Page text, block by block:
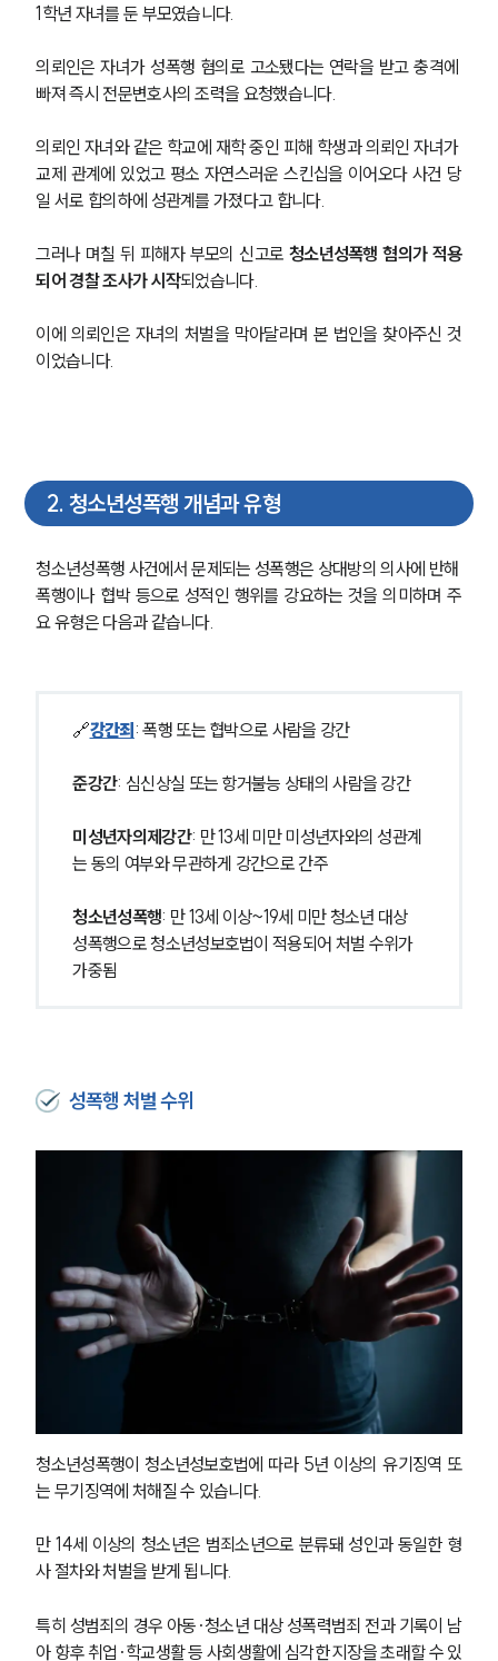
1학년 자녀를 둔 부모였습니다.
의뢰인은 자녀가 성폭행 혐의로 고소됐다는 연락을 받고 충격에
빠져 즉시 전문변호사의 조력을 요청했습니다.
의뢰인 자녀와 같은 학교에 재학 중인 피해 학생과 의뢰인 자녀가
교제 관계에 있었고 평소 자연스러운 스킨십을 이어오다 사건 당
일 서로 합의하에 성관계를 가졌다고 합니다.
그러나 며칠 뒤 피해자 부모의 신고로 청소년성폭행 혐의가 적용
되어 경찰 조사가 시작되었습니다.
이에 의뢰인은 자녀의 처벌을 막아달라며 본 법인을 찾아주신 것
이었습니다.
2. 청소년성폭행 개념과 유형
청소년성폭행 사건에서 문제되는 성폭행은 상대방의 의사에 반해
폭행이나 협박 등으로 성적인 행위를 강요하는 것을 의미하며 주
요 유형은 다음과 같습니다.
🔗강간죄 : 폭행 또는 협박으로 사람을 강간
준강간: 심신상실 또는 항거불능 상태의 사람을 강간
미성년자의제강간: 만 13세 미만 미성년자와의 성관계
는 동의 여부와 무관하게 강간으로 간주
청소년성폭행: 만 13세 이상~19세 미만 청소년 대상
성폭행으로 청소년성보호법이 적용되어 처벌 수위가
가중됨
성폭행 처벌 수위
청소년성폭행이 청소년성보호법에 따라 5년 이상의 유기징역 또
는 무기징역에 처해질 수 있습니다.
만 14세 이상의 청소년은 범죄소년으로 분류돼 성인과 동일한 형
사 절차와 처벌을 받게 됩니다.
특히 성범죄의 경우 아동·청소년 대상 성폭력범죄 전과 기록이 남
아 향후 취업·학교생활 등 사회생활에 심각한 지장을 초래할 수 있